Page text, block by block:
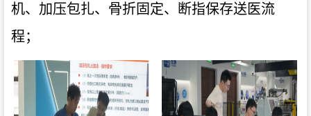
机、加压包扎、骨折固定、断指保存送医流
程；